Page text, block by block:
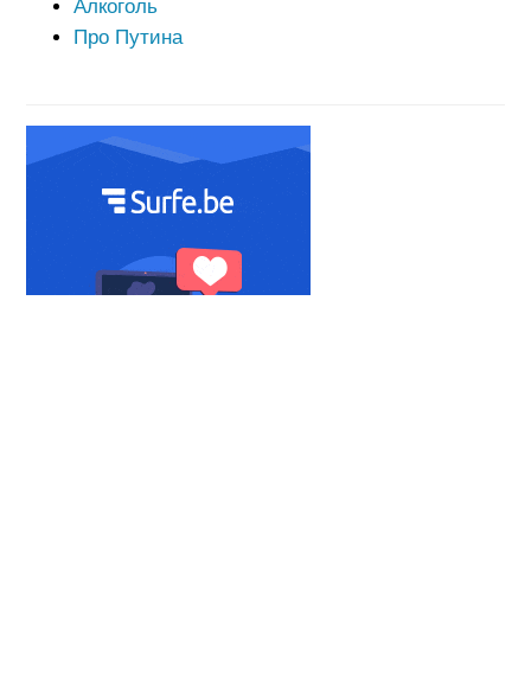
Алкоголь
Про Путина